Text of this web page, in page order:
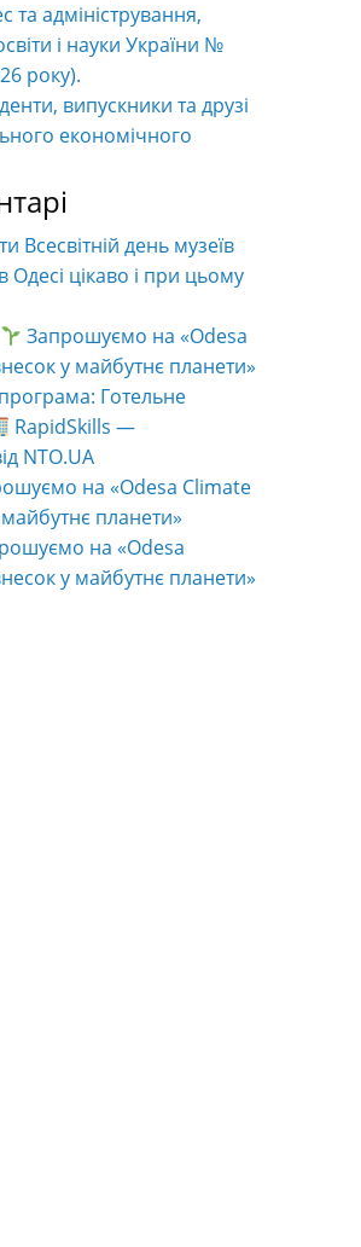
та адміністрування,
і науки України №
року).
випускники та друзі
економічного
Всесвітній день музеїв
цікаво і при цьому
Запрошуємо на «Odesa
у майбутнє планети»
Готельне
RapidSkills —
NTO.UA
на «Odesa Climate
планети»
на «Odesa
у майбутнє планети»